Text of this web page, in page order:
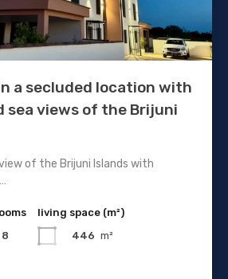
a secluded location with
views of the Brijuni
of the Brijuni Islands with
8
living space (m²)
446 m²